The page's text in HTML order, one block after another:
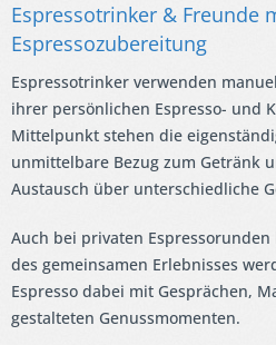
Espressotrinker & Freunde
Espressozubereitung
Espressotrinker verwenden
ihrer persönlichen Espresso- und
Mittelpunkt stehen die
unmittelbare Bezug zum Getränk
Austausch über unterschiedliche
Auch bei privaten
des gemeinsamen Erlebnisses
Espresso dabei mit Gesprächen,
gestalteten Genussmomenten.